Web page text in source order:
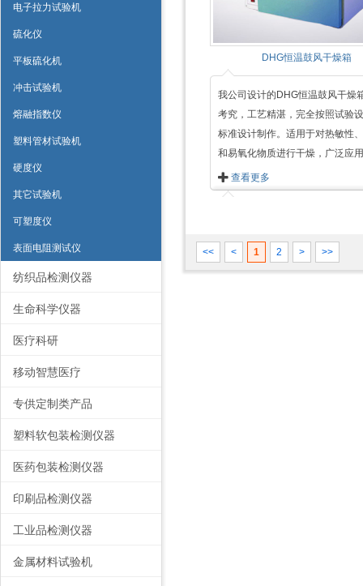
电子拉力试验机
硫化仪
平板硫化机
冲击试验机
熔融指数仪
塑料管材试验机
硬度仪
其它试验机
可塑度仪
表面电阻测试仪
纺织品检测仪器
生命科学仪器
医疗科研
移动智慧医疗
专供定制类产品
塑料软包装检测仪器
医药包装检测仪器
印刷品检测仪器
工业品检测仪器
金属材料试验机
DHG恒温鼓风干燥箱
我公司设计的DHG恒温鼓风干燥
考究，工艺精湛，完全按照试验
标准设计制作。适用于对热敏性
和易氧化物质进行干燥，广泛应
查看更多
<< < 1 2 > >>